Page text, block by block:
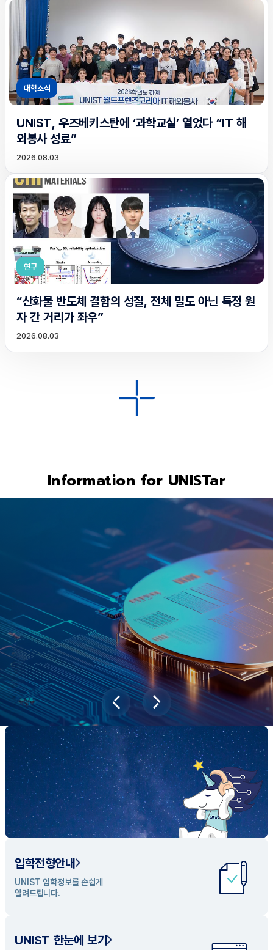
대학소식
UNIST, 우즈베키스탄에 ‘과학교실’ 열었다 “IT 해
외봉사 성료”
2026.08.03
연구
“산화물 반도체 결함의 성질, 전체 밀도 아닌 특정 원
자 간 거리가 좌우”
2026.08.03
Information for UNISTar
새내기학부에서
전공탐색 프로그램을 통해 나에게 맞는 최
적의 전공을 찾아보세요.
전공탐색 가이드 바로가기
UNIST 학과 소개
UNIST의 개성있는 학과들을
탐색해 보세요
입학전형안내
UNIST 입학정보를 손쉽게
알려드립니다.
UNIST 한눈에 보기